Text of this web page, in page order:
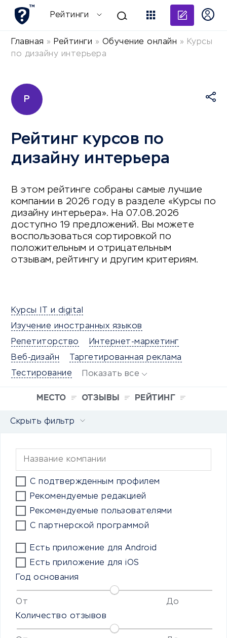
Рейтинги
Главная » Рейтинги » Обучение онлайн » Курсы
по дизайну интерьера
Р
Рейтинг курсов по
дизайну интерьера
В этом рейтинге собраны самые лучшие
компании в 2026 году в разделе «Курсы по
дизайну интерьера». На 07.08.2026
доступно 19 предложений. Вы можете
воспользоваться сортировкой по
положительным и отрицательным
отзывам, рейтингу и другим критериям.
Курсы IT и digital
Изучение иностранных языков
Репетиторство
Интернет-маркетинг
Веб-дизайн
Таргетированная реклама
Тестирование
Показать все
МЕСТО ОТЗЫВЫ РЕЙТИНГ
Скрыть фильтр
С подтвержденным профилем
Рекомендуемые редакцией
Рекомендуемые пользователями
С партнерской программой
Есть приложение для Android
Есть приложение для iOS
Год основания
От
До
Количество отзывов